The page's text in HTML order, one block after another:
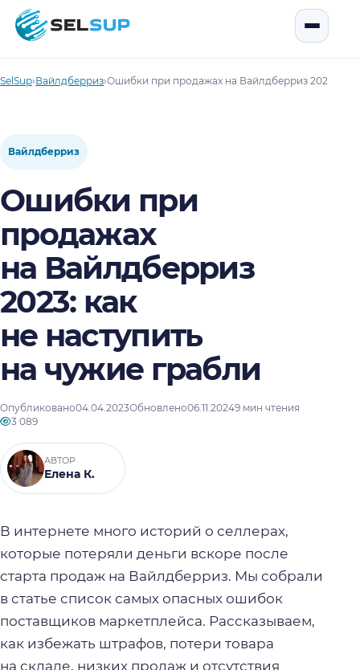
SelSup
SelSup›Вайлдберриз›Ошибки при продажах на Вайлдберриз 2023: как
Вайлдберриз
Ошибки при
продажах
на Вайлдберриз
2023: как
не наступить
на чужие грабли
Опубликовано04.04.2023Обновлено06.11.20249 мин чтения
3 089
АВТОР
Елена К.
В интернете много историй о селлерах,
которые потеряли деньги вскоре после
старта продаж на Вайлдберриз. Мы собрали
в статье список самых опасных ошибок
поставщиков маркетплейса. Рассказываем,
как избежать штрафов, потери товара
на складе, низких продаж и отсутствия